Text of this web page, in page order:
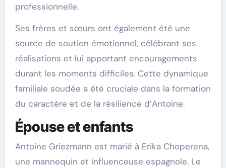
professionnelle.
Ses frères et sœurs ont également été une
source de soutien émotionnel, célébrant ses
réalisations et lui apportant encouragements
durant les moments difficiles. Cette dynamique
familiale soudée a été cruciale dans la formation
du caractère et de la résilience d’Antoine.
Épouse et enfants
Antoine Griezmann est marié à Erika Choperena,
une mannequin et influenceuse espagnole. Le